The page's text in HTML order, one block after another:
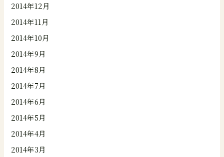
2014年12月
2014年11月
2014年10月
2014年9月
2014年8月
2014年7月
2014年6月
2014年5月
2014年4月
2014年3月